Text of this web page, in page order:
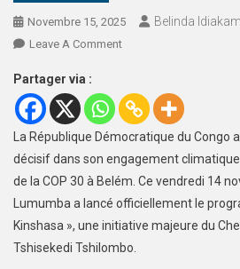
Novembre 15, 2025 Belinda
Leave A Comment
Partager via :
La République Démocratique du Congo
décisif dans son engagement
de la COP 30 à Belém. Ce vendredi 14
Lumumba a lancé officiellement le
Kinshasa », une initiative majeure du
Tshisekedi Tshilombo.